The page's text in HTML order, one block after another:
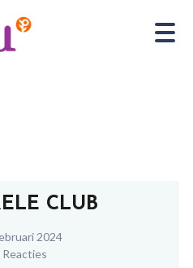
CLUB
2024
Reacties